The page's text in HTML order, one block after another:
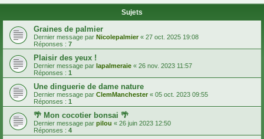
Sujets
Graines de palmier
Dernier message par Nicolepalmier« 27 oct. 2025 19:08
Réponses : 7
Plaisir des yeux !
Dernier message par lapalmeraie « 26 nov. 2023 11:57
Réponses : 1
Une dinguerie de dame nature
Dernier message par ClemManchester« 05 oct. 2023 09:55
Réponses : 1
🌴 Mon cocotier bonsai 🌴
Dernier message par pilou « 26 juin 2023 12:50
Réponses : 4